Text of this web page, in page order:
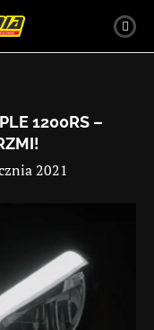
1200RS –
2021